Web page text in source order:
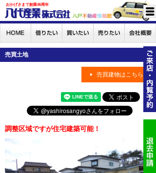
おかげさまで創業46周年
売買土地
売買建物はこちら
調整区域ですが住宅建築可能！